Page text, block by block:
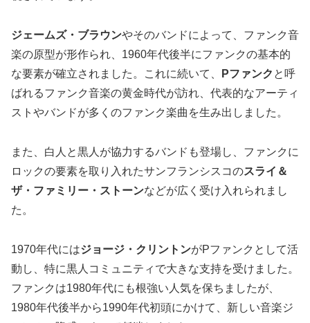
ジェームズ・ブラウンやそのバンドによって、ファンク音
楽の原型が形作られ、1960年代後半にファンクの基本的
な要素が確立されました。これに続いて、
Pファンク と呼
ばれるファンク音楽の黄金時代が訪れ、代表的なアーティ
ストやバンドが多くのファンク楽曲を生み出しました。
また、白人と黒人が協力するバンドも登場し、ファンクに
ロックの要素を取り入れたサンフランシスコのスライ＆
ザ・ファミリー・ストーンなどが広く受け入れられまし
た。
1970年代にはジョージ・クリントンがPファンクとして活
動し、特に黒人コミュニティで大きな支持を受けました。
ファンクは1980年代にも根強い人気を保ちましたが、
1980年代後半から1990年代初頭にかけて、新しい音楽ジ